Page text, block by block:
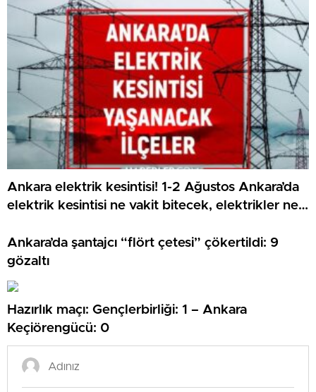
Ankara elektrik kesintisi! 1-2 Ağustos Ankara’da
elektrik kesintisi ne vakit bitecek, elektrikler ne
Ankara’da şantajcı “flört çetesi” çökertildi: 9
gözaltı
Hazırlık maçı: Gençlerbirliği: 1 – Ankara
Keçiörengücü: 0